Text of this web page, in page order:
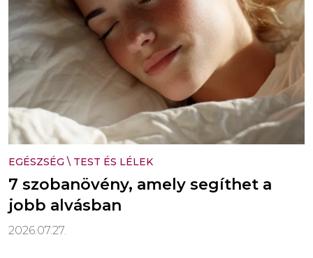
EGÉSZSÉG \ TEST ÉS LÉLEK
7 szobanövény, amely segíthet a
jobb alvásban
2026.07.27.